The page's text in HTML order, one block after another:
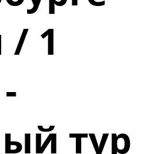
/ 1
тур